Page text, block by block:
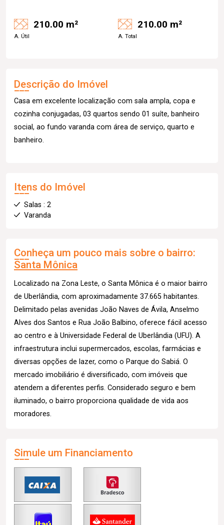
210.00 m²
A. Útil
210.00 m²
A. Total
Descrição do Imóvel
Casa em excelente localização com sala ampla, copa e
cozinha conjugadas, 03 quartos sendo 01 suíte, banheiro
social, ao fundo varanda com área de serviço, quarto e
banheiro.
Itens do Imóvel
Salas : 2
Varanda
Conheça um pouco mais sobre o bairro:
Santa Mônica
Localizado na Zona Leste, o Santa Mônica é o maior bairro
de Uberlândia, com aproximadamente 37.665 habitantes.
Delimitado pelas avenidas João Naves de Ávila, Anselmo
Alves dos Santos e Rua João Balbino, oferece fácil acesso
ao centro e à Universidade Federal de Uberlândia (UFU). A
infraestrutura inclui supermercados, escolas, farmácias e
diversas opções de lazer, como o Parque do Sabiá. O
mercado imobiliário é diversificado, com imóveis que
atendem a diferentes perfis. Considerado seguro e bem
iluminado, o bairro proporciona qualidade de vida aos
moradores.
Simule um Financiamento